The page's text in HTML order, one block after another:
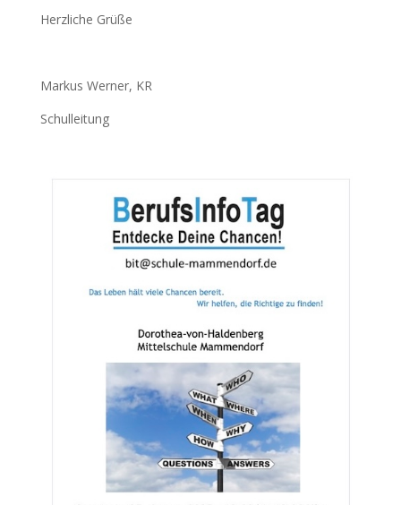
Herzliche Grüße
Markus Werner, KR
Schulleitung